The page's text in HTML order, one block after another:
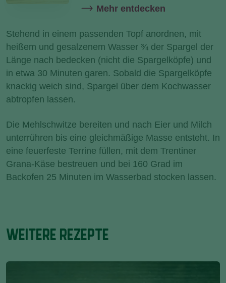
Mehr entdecken
Stehend in einem passenden Topf anordnen, mit
heißem und gesalzenem Wasser ¾ der Spargel der
Länge nach bedecken (nicht die Spargelköpfe) und
in etwa 30 Minuten garen. Sobald die Spargelköpfe
knackig weich sind, Spargel über dem Kochwasser
abtropfen lassen.
Die Mehlschwitze bereiten und nach Eier und Milch
unterrühren bis eine gleichmäßige Masse entsteht. In
eine feuerfeste Terrine füllen, mit dem Trentiner
Grana-Käse bestreuen und bei 160 Grad im
Backofen 25 Minuten im Wasserbad stocken lassen.
WEITERE REZEPTE